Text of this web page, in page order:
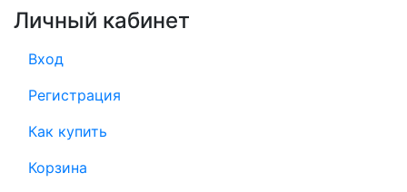
Личный кабинет
Вход
Регистрация
Как купить
Корзина